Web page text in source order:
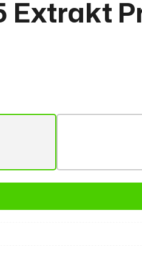
Extrakt